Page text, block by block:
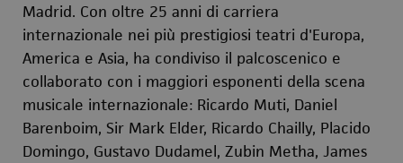
Madrid. Con oltre 25 anni di carriera
internazionale nei più prestigiosi teatri d'Europa,
America e Asia, ha condiviso il palcoscenico e
collaborato con i maggiori esponenti della scena
musicale internazionale: Ricardo Muti, Daniel
Barenboim, Sir Mark Elder, Ricardo Chailly, Placido
Domingo, Gustavo Dudamel, Zubin Metha, James